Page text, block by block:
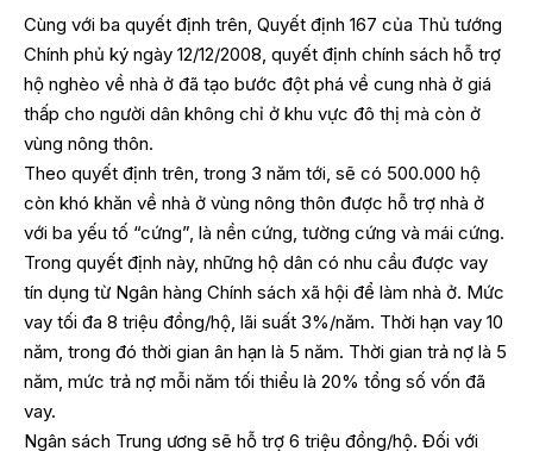
Cùng với ba quyết định trên, Quyết định 167 của Thủ tướng
Chính phủ ký ngày 12/12/2008, quyết định chính sách hỗ trợ
hộ nghèo về nhà ở đã tạo bước đột phá về cung nhà ở giá
thấp cho người dân không chỉ ở khu vực đô thị mà còn ở
vùng nông thôn.
Theo quyết định trên, trong 3 năm tới, sẽ có 500.000 hộ
còn khó khăn về nhà ở vùng nông thôn được hỗ trợ nhà ở
với ba yếu tố “cứng”, là nền cứng, tường cứng và mái cứng.
Trong quyết định này, những hộ dân có nhu cầu được vay
tín dụng từ Ngân hàng Chính sách xã hội để làm nhà ở. Mức
vay tối đa 8 triệu đồng/hộ, lãi suất 3%/năm. Thời hạn vay 10
năm, trong đó thời gian ân hạn là 5 năm. Thời gian trả nợ là 5
năm, mức trả nợ mỗi năm tối thiểu là 20% tổng số vốn đã
vay.
Ngân sách Trung ương sẽ hỗ trợ 6 triệu đồng/hộ. Đối với